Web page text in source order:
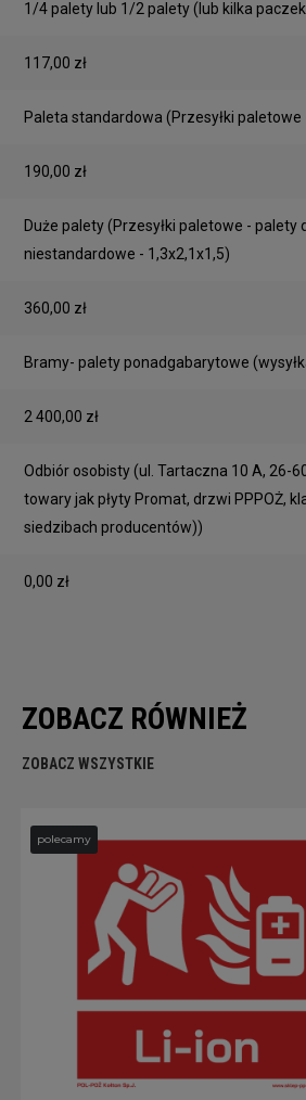
1/4 palety lub 1/2 palety (lub kilka
117,00 zł
Paleta standardowa (Przesyłki
190,00 zł
Duże palety(Przesyłki paletowe - palety
niestandardowe - 1,3x2,1x1,5)
360,00 zł
Bramy- palety ponadgabarytowe
2 400,00 zł
Odbiór osobisty(ul. Tartaczna 10 A, 26-
towary jak płyty Promat, drzwi PPPOŻ,
siedzibach producentów))
0,00 zł
ZOBACZ RÓWNIEŻ
ZOBACZ WSZYSTKIE
polecamy